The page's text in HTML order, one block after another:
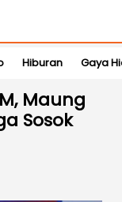
Hiburan Gaya
Maung
Sosok